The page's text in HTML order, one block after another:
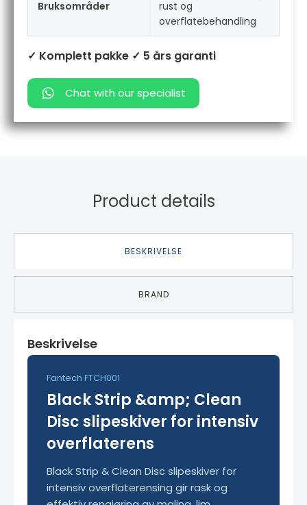
Bruksområder
rust og
overflatebehandling
✓ Komplett pakke ✓ 5 års garanti
Chat with our specialist
Product details
BESKRIVELSE
BRAND
Beskrivelse
Fantech FTCH001
Black Strip &amp; Clean
Disc slipeskiver for intensiv
overflaterens
Black Strip & Clean Disc slipeskiver for
intensiv overflaterensing gir rask og